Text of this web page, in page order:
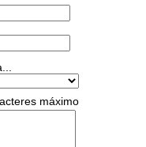
máximo